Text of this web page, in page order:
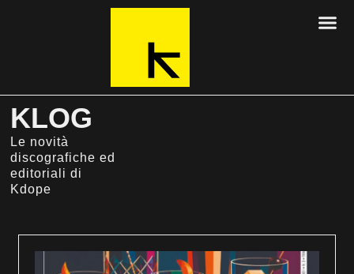
KLOG
Le novità
discografiche ed
editoriali di
Kdope